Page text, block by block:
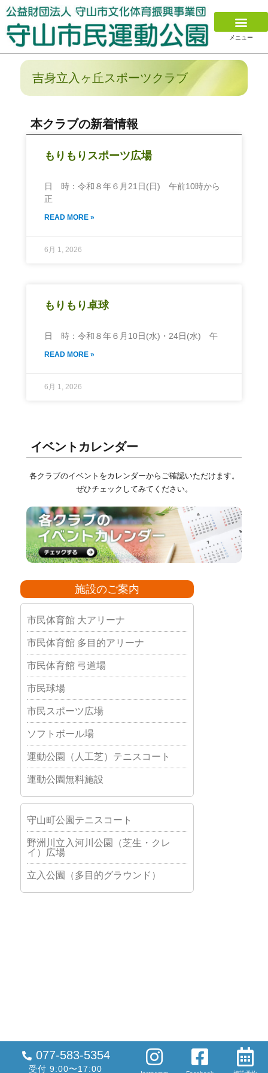
メニュー
吉身立入ヶ丘スポーツクラブ
本クラブの新着情報
もりもりスポーツ広場
日 時：令和８年６月21日(日) 午前10時から
正
READ MORE »
6月 1, 2026
もりもり卓球
日 時：令和８年６月10日(水)・24日(水) 午
READ MORE »
6月 1, 2026
イベントカレンダー
各クラブのイベントをカレンダーからご確認いただけます。
ぜひチェックしてみてください。
施設のご案内
市民体育館 大アリーナ
市民体育館 多目的アリーナ
市民体育館 弓道場
市民球場
市民スポーツ広場
ソフトボール場
運動公園（人工芝）テニスコート
運動公園無料施設
守山町公園テニスコート
野洲川立入河川公園（芝生・クレ
イ）広場
立入公園（多目的グラウンド）
077-583-5354
受付 9:00〜17:00